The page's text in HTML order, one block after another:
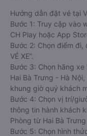
Hướng dẫn đặt vé tại
Bước 1: Truy cập vào
CH Play hoặc App
Bước 2: Chọn điểm đi,
VÉ XE”.
Bước 3: Chọn hãng
Hai Bà Trưng - Hà
khung giờ quý khách
Bước 4: Chọn vị trí/
thông tin hành khách
Phòng từ Hai Bà
Bước 5: Chọn hình